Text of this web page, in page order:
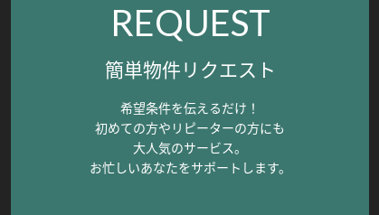
REQUEST
簡単物件リクエスト
希望条件を伝えるだけ！
初めての方やリピーターの方にも
大人気のサービス。
お忙しいあなたをサポートします。